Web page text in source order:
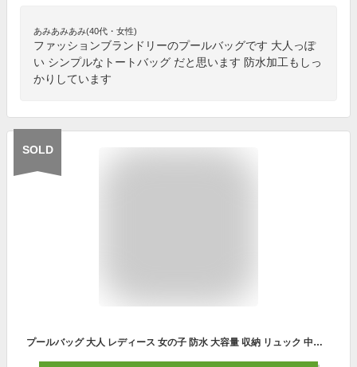
あみあみあみ(40代・女性)
ファッションブランドリーのプールバッグです 大人っぽ
い シンプルなトートバッグ だと思います 防水加工もしっ
かりしています
SOLD
プールバッグ 大人 レディース 女の子 防水 大容量 収納 リュック 中学生 高校生 ジムバッグ かわいい おしゃれ 水泳 水着 スポーツ pool-bag